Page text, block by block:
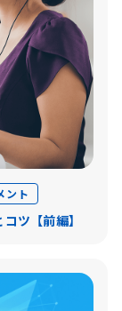
ント
ツ【前編】